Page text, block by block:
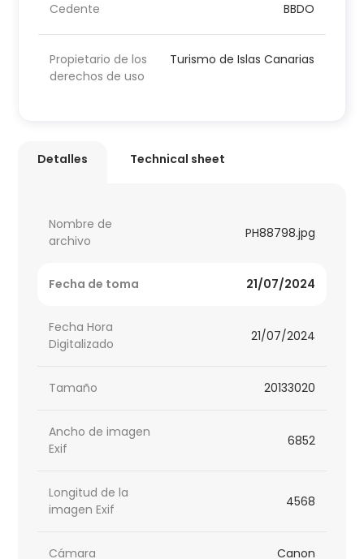
Cedente BBDO
Propietario de los
derechos de uso
Turismo de Islas Canarias
Detalles Technical sheet
Nombre de
archivo
PH88798.jpg
Fecha de toma 21/07/2024
Fecha Hora
Digitalizado
21/07/2024
Tamaño 20133020
Ancho de imagen
Exif
6852
Longitud de la
imagen Exif
4568
Cámara Canon